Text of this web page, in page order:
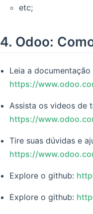
etc;
4. Odoo:
Leia a
https://
Assista os videos de
https://
Tire suas dúvidas e
https://
Explore o github:
Explore o github: